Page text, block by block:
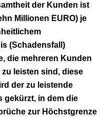
der Kunden ist
Millionen EURO) je
(Schadensfall)
die mehreren Kunden
leisten sind, diese
der zu leistende
gekürzt, in dem die
zur Höchstgrenze